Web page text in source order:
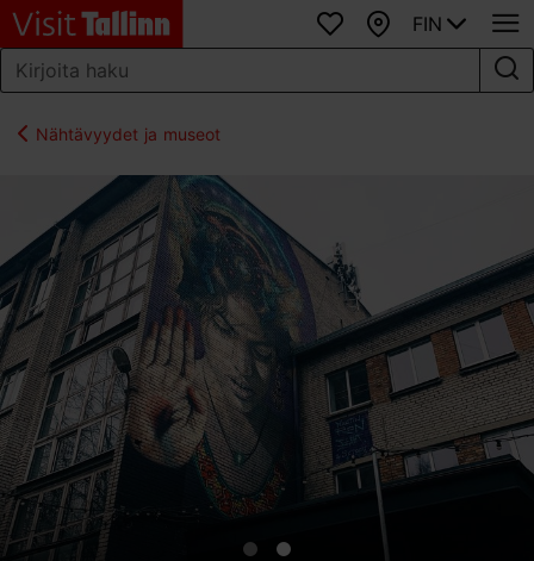
SuosikitKartta
FIN
Nähtävyydet ja museot